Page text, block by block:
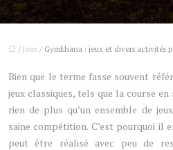
/ Jeux / Gymkhana : jeux et divers activités
Bien que le terme fasse souvent
jeux classiques, tels que la course
rien de plus qu’un ensemble de
saine compétition. C’est pourquoi il
peut être réalisé avec peu de